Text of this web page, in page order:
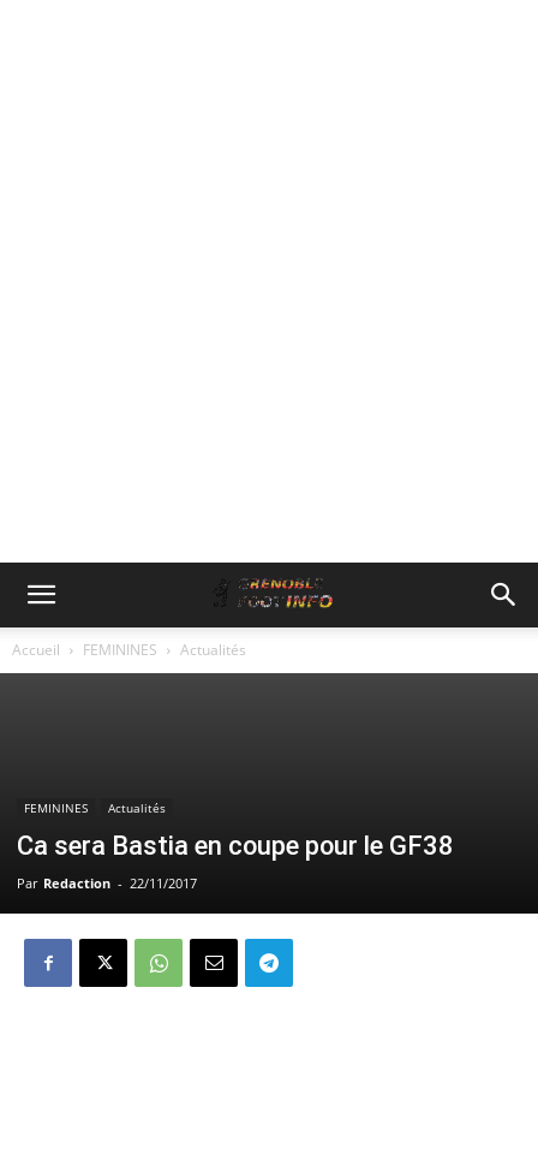
Accueil FEMININES Actualités
FEMININES Actualités
Ca sera Bastia en coupe pour le GF38
Par Redaction - 22/11/2017